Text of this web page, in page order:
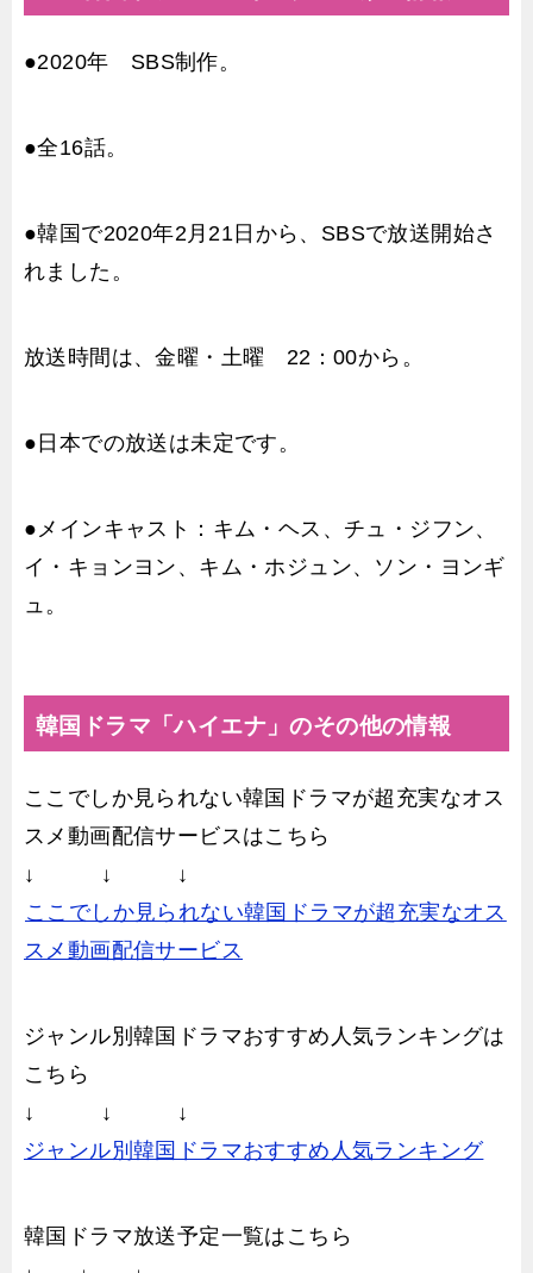
●2020年 SBS制作。
●全16話。
●韓国で2020年2月21日から、SBSで放送開始さ
れました。
放送時間は、金曜・土曜 22：00から。
●日本での放送は未定です。
●メインキャスト：キム・ヘス、チュ・ジフン、
イ・キョンヨン、キム・ホジュン、ソン・ヨンギ
ュ。
韓国ドラマ「ハイエナ」のその他の情報
ここでしか見られない韓国ドラマが超充実なオス
スメ動画配信サービスはこちら
↓ ↓ ↓
ここでしか見られない韓国ドラマが超充実なオス
スメ動画配信サービス
ジャンル別韓国ドラマおすすめ人気ランキングは
こちら
↓ ↓ ↓
ジャンル別韓国ドラマおすすめ人気ランキング
韓国ドラマ放送予定一覧はこちら